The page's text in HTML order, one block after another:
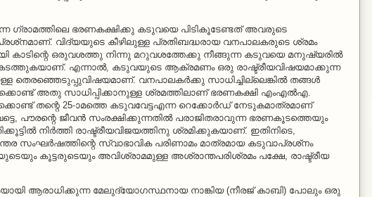
ഗ്രാമത്തിലെ ഭരണകക്ഷിക്കു കടുവയെ പിടികൂടേണ്ടത് അവരുടെ
വിദ്യയുടെ കീഴിലുള്ള പ്രതിബദ്ധരായ വനപാലകരുടെ ശ്രമം
കാടിന്റെ ഒരുവശത്തു നിന്നു മറുവശത്തേക്കു നീങ്ങുന്ന കടുവയെ മനുഷ്യരില്‍
എന്നാല്‍, കടുവയുടെ ആക്രമണം ഒരു രാഷ്ട്രീയവിഷയമാക്കുന്ന
തെരഞ്ഞെടുപ്പുവിഷയമാണ്. വനപാലകര്‍ക്കു സാധിച്ചില്ലെങ്കില്‍ തങ്ങള്‍
അതു സാധിപ്പിക്കാനുള്ള ശ്രമത്തിലാണ് ഭരണകക്ഷി എംഎല്‍എ.
തന്റെ 25-ാമത്തെ കടുവവേട്ടഎന്ന റെക്കോര്‍ഡ് നേടുകമാത്രമാണ്
പൗരന്റെ ജീവന്‍ സംരക്ഷിക്കുന്നതില്‍ പരാജിതരാവുന്ന ഭരണകൂടത്തെയും
നിര്‍ത്തി രാഷ്ട്രീയവിജയത്തിനു ശ്രമിക്കുകയാണ്. ഇതിനിടെ,
സംഘര്‍ഷത്തിന്റെ സ്വാഭാവിക പരിണാമം മാത്രമായ കടുവാപ്രശ്‌നം
കൂട്ടരുടെയും അവിശ്രാമമുള്ള അശ്രാന്തപരിശ്രമം പക്ഷേ, രാഷ്ട്രീയ
ആരാധിക്കുന്ന മേലുദ്യോഗസ്ഥനായ നാങ്കിയ (നീരജ് കാബി) പോലും ഒരു